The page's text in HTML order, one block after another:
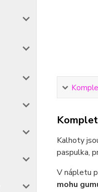
Kalhoty
paspulka,
V nápletu
mohu